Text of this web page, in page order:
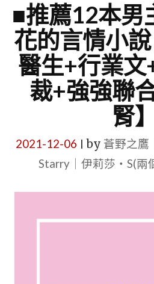
■推薦12本男
花的言情小
醫生+行業
裁+強強聯
腎】
2021-12-06 by 蒼野之鷹
Starry｜伊莉莎・S(兩